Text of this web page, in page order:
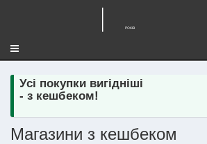
Toggle
navigation
Усі покупки вигідніші
- з кешбеком!
Магазини з кешбеком